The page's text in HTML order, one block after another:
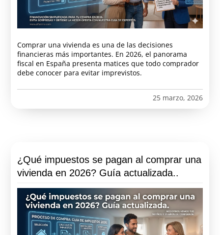
Comprar una vivienda es una de las decisiones
financieras más importantes. En 2026, el panorama
fiscal en España presenta matices que todo comprador
debe conocer para evitar imprevistos.
25 marzo, 2026
¿Qué impuestos se pagan al comprar una
vivienda en 2026? Guía actualizada..